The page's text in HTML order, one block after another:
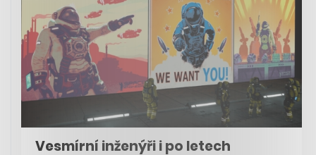
Vesmírní inženýři i po letech